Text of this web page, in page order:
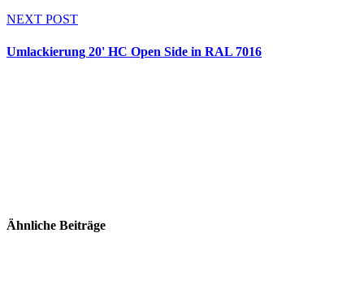
NEXT POST
Umlackierung 20' HC Open Side in RAL 7016
Ähnliche Beiträge